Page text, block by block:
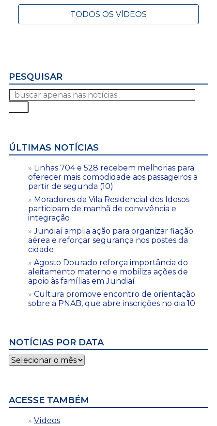
TODOS OS VÍDEOS
PESQUISAR
ÚLTIMAS NOTÍCIAS
Linhas 704 e 528 recebem melhorias para
oferecer mais comodidade aos passageiros a
partir de segunda (10)
Moradores da Vila Residencial dos Idosos
participam de manhã de convivência e
integração
Jundiaí amplia ação para organizar fiação
aérea e reforçar segurança nos postes da
cidade
Agosto Dourado reforça importância do
aleitamento materno e mobiliza ações de
apoio às famílias em Jundiaí
Cultura promove encontro de orientação
sobre a PNAB, que abre inscrições no dia 10
NOTÍCIAS POR DATA
Notícias
por
ACESSE TAMBÉM
Vídeos